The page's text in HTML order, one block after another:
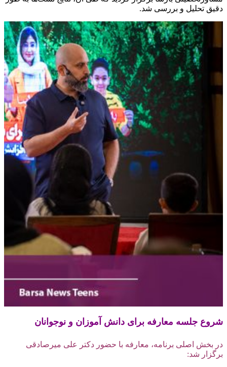
تحلیل و بررسی شد.
جلسه معارفه برای دانش آموزان و نوجوانان
اصلی برنامه، معارفه با حضور دکتر علی میرصادقی
شد: